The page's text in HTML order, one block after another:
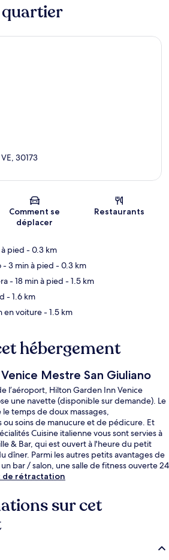
Carte
30173
Comment se
déplacer
Restaurants
pied - 0.3 km
- 3 min à pied - 0.3 km
- 18 min à pied - 1.5 km
- 1.6 km
en voiture- 1.5 km
hébergement
Mestre San Giuliano
l’aéroport, Hilton Garden Inn Venice
une navette (disponible sur demande). Le
temps de doux massages,
soins de manucure et de pédicure. Et
Cuisine italienne vous sont servies à
& Bar, qui est ouvert à l'heure du petit
dîner. Parmi les autres petits avantages de
bar / salon, une salle de fitness ouverte 24
autres voyageurs ne tarissent pas
de rétractation
sur cet